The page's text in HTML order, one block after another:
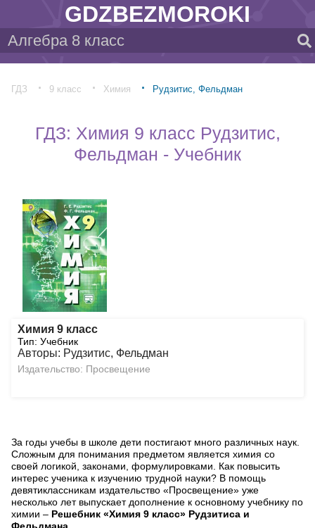
GDZBEZMOROKI
ГДЗ 9 класс Химия Рудзитис, Фельдман
ГДЗ: Химия 9 класс Рудзитис,
Фельдман - Учебник
Химия 9 класс
Тип: Учебник
Авторы: Рудзитис, Фельдман
Издательство: Просвещение
За годы учебы в школе дети постигают много различных наук.
Сложным для понимания предметом является химия со
своей логикой, законами, формулировками. Как повысить
интерес ученика к изучению трудной науки? В помощь
девятиклассникам издательство «Просвещение» уже
несколько лет выпускает дополнение к основному учебнику по
химии – Решебник «Химия 9 класс» Рудзитиса и